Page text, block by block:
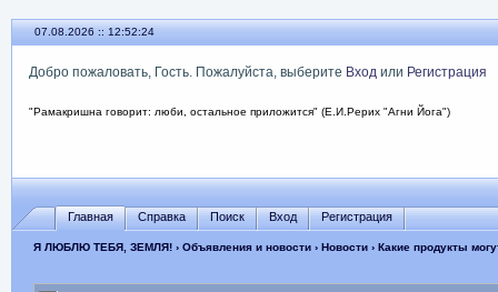
07.08.2026 :: 12:52:25
Добро пожаловать, Гость. Пожалуйста, выберите Входили Регистрация
"Рамакришна говорит: люби, остальное приложится" (Е.И.Рерих "Агни Йога")
Главная Справка Поиск Вход Регистрация
Я ЛЮБЛЮ ТЕБЯ, ЗЕМЛЯ!› Объявления и новости› Новости› Какие продукты